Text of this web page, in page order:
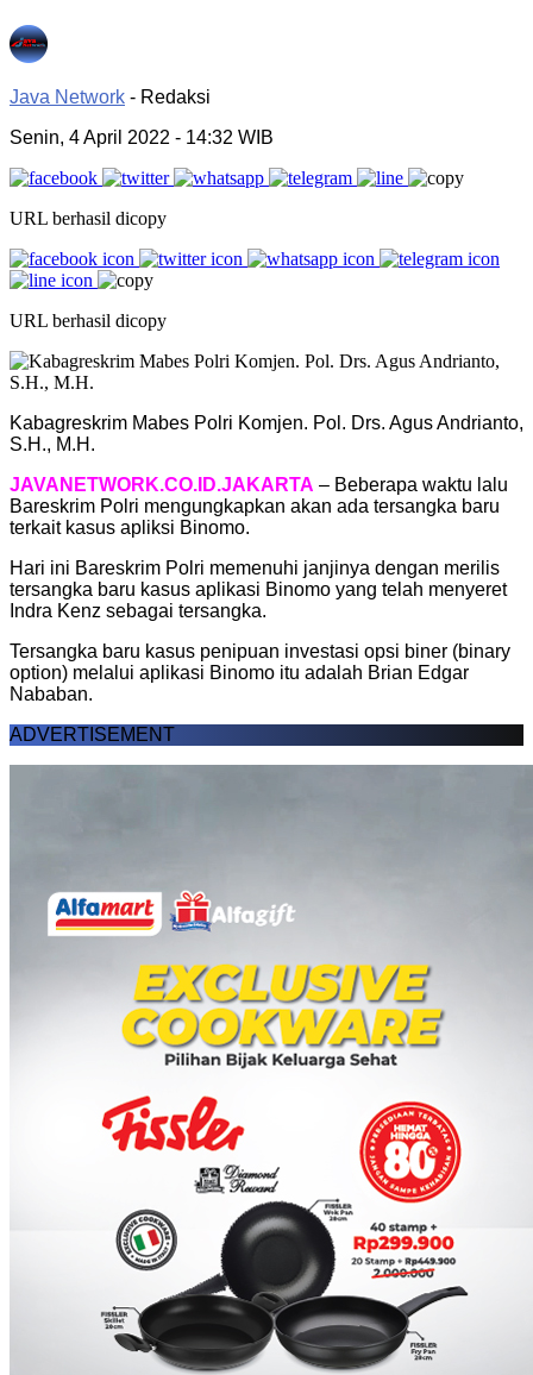
Java Network - Redaksi
Senin, 4 April 2022 - 14:32 WIB
URL berhasil dicopy
URL berhasil dicopy
Kabagreskrim Mabes Polri Komjen. Pol. Drs. Agus Andrianto,
S.H., M.H.
JAVANETWORK.CO.ID.JAKARTA – Beberapa waktu lalu
Bareskrim Polri mengungkapkan akan ada tersangka baru
terkait kasus apliksi Binomo.
Hari ini Bareskrim Polri memenuhi janjinya dengan merilis
tersangka baru kasus aplikasi Binomo yang telah menyeret
Indra Kenz sebagai tersangka.
Tersangka baru kasus penipuan investasi opsi biner (binary
option) melalui aplikasi Binomo itu adalah Brian Edgar
Nababan.
ADVERTISEMENT